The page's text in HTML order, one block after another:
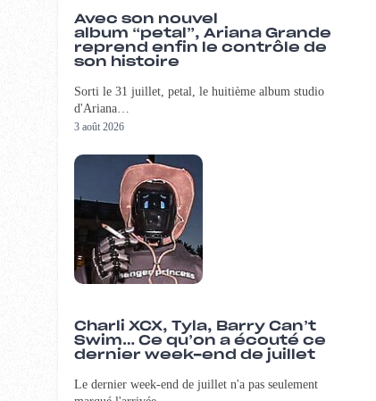
Avec son nouvel
album “petal”, Ariana Grande
reprend enfin le contrôle de
son histoire
Sorti le 31 juillet, petal, le huitième album studio
d'Ariana…
3 août 2026
Charli XCX, Tyla, Barry Can’t
Swim… Ce qu’on a écouté ce
dernier week-end de juillet
Le dernier week-end de juillet n'a pas seulement